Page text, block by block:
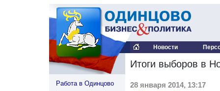
Новости
Работа в Одинцово
Итоги выборов в
28 января 2014, 13:17